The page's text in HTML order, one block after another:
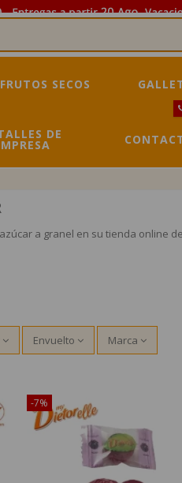
FRUTOS SECOS
DE
a granel en su tienda online
Envuelto Marca
-7%